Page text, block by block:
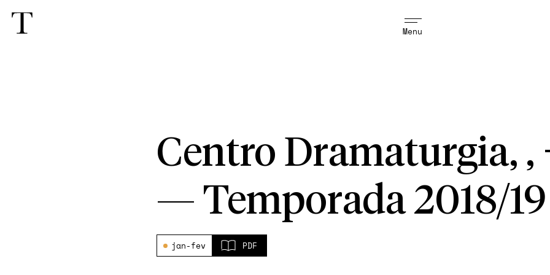
Menu
Centro Dramaturgia, ,
— Temporada 2018/19
jan-fev PDF